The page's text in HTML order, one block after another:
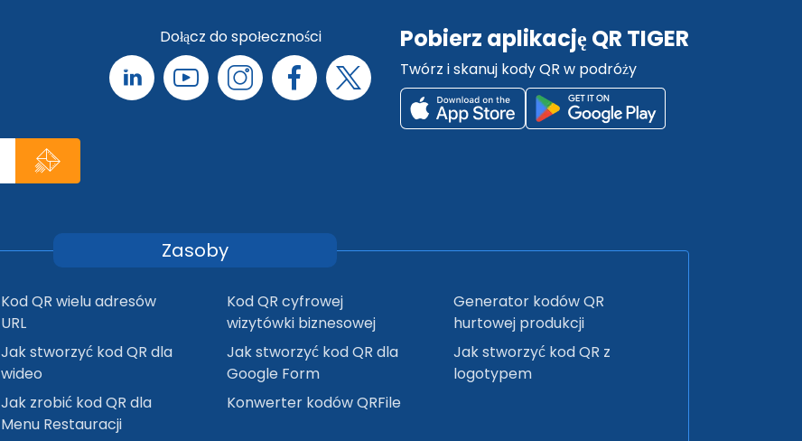
Dołącz do społeczności Pobierz aplikację QR TIGER
Twórz i skanuj kody QR w podróży
Zasoby
Kod QR wielu adresów
URL
Kod QR cyfrowej
wizytówki biznesowej
Generator kodów QR
hurtowej produkcji
Jak stworzyć kod QR dla
wideo
Jak stworzyć kod QR dla
Google Form
Jak stworzyć kod QR z
logotypem
Jak zrobić kod QR dla
Menu Restauracji
Konwerter kodów QRFile